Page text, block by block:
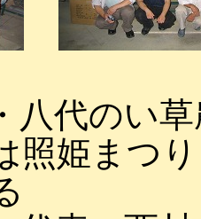
八代のい
照姫まつ